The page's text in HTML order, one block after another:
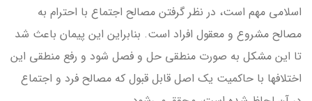
اسلامی مهم است، در نظر گرفتن مصالح اجتماع با احترام به
مصالح مشروع و معقول افراد است. بنابراین این پیمان باعث شد
تا این مشکل به صورت منطقی حل و فصل شود و رفع منطقی این
اختلاف­ها با حاکمیت یک اصل قابل قبول که مصالح فرد و اجتماع